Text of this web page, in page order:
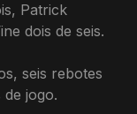
Patrick
dois de seis.
seis rebotes
jogo.